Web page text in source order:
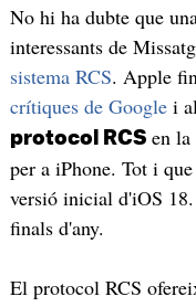
No hi ha dubte que
interessants de
sistema RCS. Apple
crítiques de Googlei
protocol RCSen la
per a iPhone. Tot i
versió inicial d'iOS
finals d'any.
El protocol RCS